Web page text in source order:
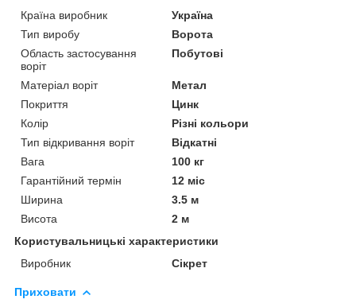
Країна виробник
Україна
Тип виробу
Ворота
Область застосування
воріт
Побутові
Матеріал воріт
Метал
Покриття
Цинк
Колір
Різні кольори
Тип відкривання воріт
Відкатні
Вага
100 кг
Гарантійний термін
12 міс
Ширина
3.5 м
Висота
2 м
Користувальницькі характеристики
Виробник
Сікрет
Приховати